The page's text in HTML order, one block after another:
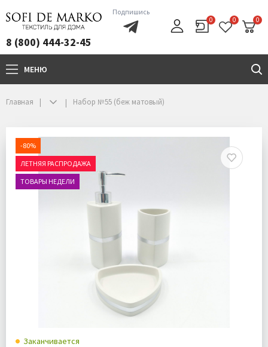
8 (800) 444-32-45
Подпишись
0 0 0
МЕНЮ
+7(800)444-32-45
Главная Набор №55 (беж матовый)
-80%
ЛЕТНЯЯ РАСПРОДАЖА
ТОВАРЫ НЕДЕЛИ
Заканчивается